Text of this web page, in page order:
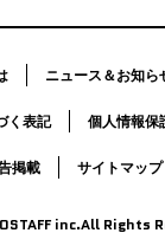
ニュース＆お知ら
く表記 個人情報保
掲載 サイトマップ
inc.All Rights